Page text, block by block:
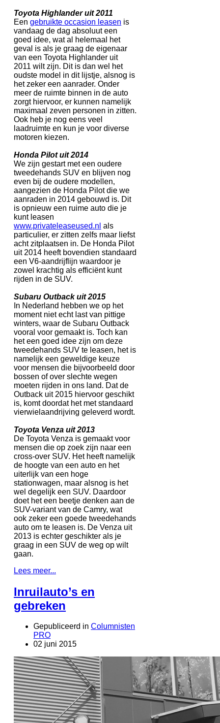
Toyota Highlander uit 2011
Een gebruikte occasion leasen is
vandaag de dag absoluut een
goed idee, wat al helemaal het
geval is als je graag de eigenaar
van een Toyota Highlander uit
2011 wilt zijn. Dit is dan wel het
oudste model in dit lijstje, alsnog is
het zeker een aanrader. Onder
meer de ruimte binnen in de auto
zorgt hiervoor, er kunnen namelijk
maximaal zeven personen in zitten.
Ook heb je nog eens veel
laadruimte en kun je voor diverse
motoren kiezen.
Honda Pilot uit 2014
We zijn gestart met een oudere
tweedehands SUV en blijven nog
even bij de oudere modellen,
aangezien de Honda Pilot die we
aanraden in 2014 gebouwd is. Dit
is opnieuw een ruime auto die je
kunt leasen
www.privateleaseused.nl als
particulier, er zitten zelfs maar liefst
acht zitplaatsen in. De Honda Pilot
uit 2014 heeft bovendien standaard
een V6-aandrijflijn waardoor je
zowel krachtig als efficiënt kunt
rijden in de SUV.
Subaru Outback uit 2015
In Nederland hebben we op het
moment niet echt last van pittige
winters, waar de Subaru Outback
vooral voor gemaakt is. Toch kan
het een goed idee zijn om deze
tweedehands SUV te leasen, het is
namelijk een geweldige keuze
voor mensen die bijvoorbeeld door
bossen of over slechte wegen
moeten rijden in ons land. Dat de
Outback uit 2015 hiervoor geschikt
is, komt doordat het met standaard
vierwielaandrijving geleverd wordt.
Toyota Venza uit 2013
De Toyota Venza is gemaakt voor
mensen die op zoek zijn naar een
cross-over SUV. Het heeft namelijk
de hoogte van een auto en het
uiterlijk van een hoge
stationwagen, maar alsnog is het
wel degelijk een SUV. Daardoor
doet het een beetje denken aan de
SUV-variant van de Camry, wat
ook zeker een goede tweedehands
auto om te leasen is. De Venza uit
2013 is echter geschikter als je
graag in een SUV de weg op wilt
gaan.
Lees meer...
Inruilauto’s en
gebreken
Gepubliceerd in Columnisten
PRO
02 juni 2015